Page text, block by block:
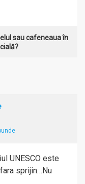
sau cafeneaua în
UNESCO este
sprijin…Nu